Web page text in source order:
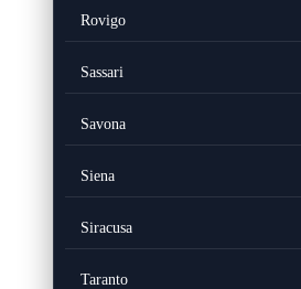
Rovigo
Sassari
Savona
Siena
Siracusa
Taranto